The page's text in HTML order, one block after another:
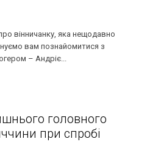
вінничанку, яка нещодавно
вам познайомитися з
– Андріє...
головного
при спробі